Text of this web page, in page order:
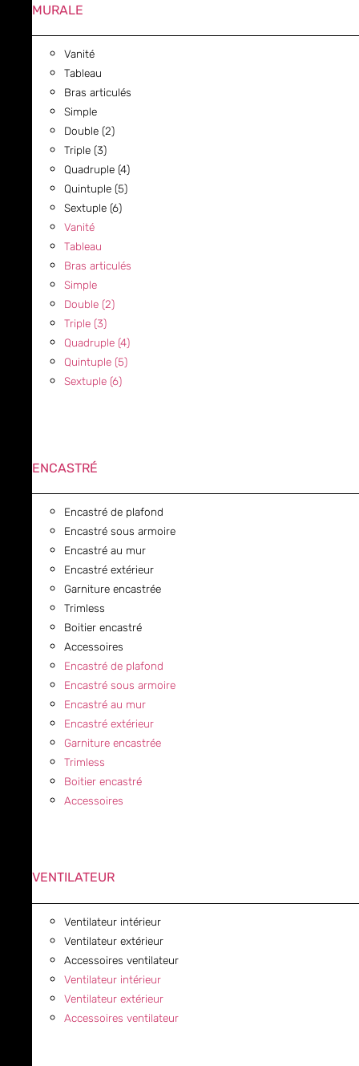
MURALE
Vanité
Tableau
Bras articulés
Simple
Double (2)
Triple (3)
Quadruple (4)
Quintuple (5)
Sextuple (6)
Vanité
Tableau
Bras articulés
Simple
Double (2)
Triple (3)
Quadruple (4)
Quintuple (5)
Sextuple (6)
ENCASTRÉ
Encastré de plafond
Encastré sous armoire
Encastré au mur
Encastré extérieur
Garniture encastrée
Trimless
Boitier encastré
Accessoires
Encastré de plafond
Encastré sous armoire
Encastré au mur
Encastré extérieur
Garniture encastrée
Trimless
Boitier encastré
Accessoires
VENTILATEUR
Ventilateur intérieur
Ventilateur extérieur
Accessoires ventilateur
Ventilateur intérieur
Ventilateur extérieur
Accessoires ventilateur